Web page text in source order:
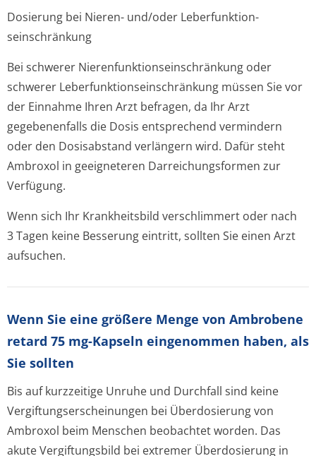
Dosierung bei Nieren- und/oder Leberfunktion­
seinschränkung
Bei schwerer Nierenfunktion­seinschränkung oder
schwerer Leberfunktion­seinschränkung müssen Sie vor
der Einnahme Ihren Arzt befragen, da Ihr Arzt
gegebenenfalls die Dosis entsprechend vermindern
oder den Dosisabstand verlängern wird. Dafür steht
Ambroxol in geeigneteren Darreichungsformen zur
Verfügung.
Wenn sich Ihr Krankheitsbild verschlimmert oder nach
3 Tagen keine Besserung eintritt, sollten Sie einen Arzt
aufsuchen.
Wenn Sie eine größere Menge von Ambrobene
retard 75 mg-Kapseln eingenommen haben, als
Sie sollten
Bis auf kurzzeitige Unruhe und Durchfall sind keine
Vergiftungser­scheinungen bei Überdosierung von
Ambroxol beim Menschen beobachtet worden. Das
akute Vergiftungsbild bei extremer Überdosierung in